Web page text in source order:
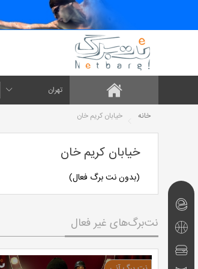
تهران
خانه خیابان کریم خان
نت‌برگ‌های
امروز
تفریحی
رستوران
خیابان کریم خان
(بدون نت برگ فعال)
نت‌برگ‌های غیر فعال